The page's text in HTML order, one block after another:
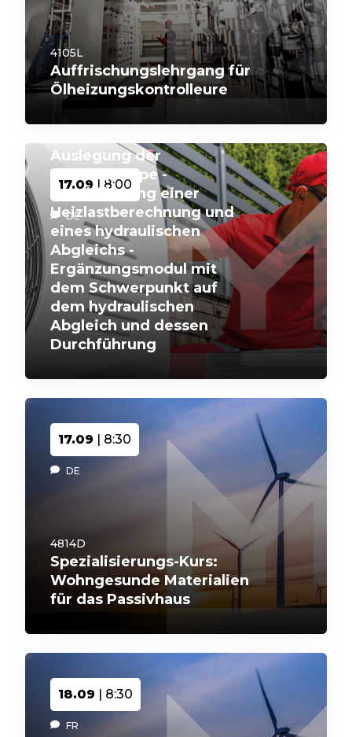
4105L
Auffrischungslehrgang für
Ölheizungskontrolleure
17.09 | 8:00
DE
Auslegung der
Wärmepumpe -
Durchführung einer
Heizlastberechnung und
eines hydraulischen
Abgleichs -
Ergänzungsmodul mit
dem Schwerpunkt auf
dem hydraulischen
Abgleich und dessen
Durchführung
17.09 | 8:30
DE
4814D
Spezialisierungs-Kurs:
Wohngesunde Materialien
für das Passivhaus
18.09 | 8:30
FR